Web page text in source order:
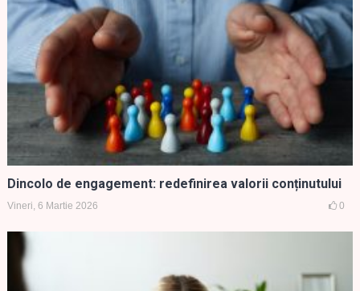
Dincolo de engagement: redefinirea valorii conținutului
Vineri, 6 Martie 2026 0